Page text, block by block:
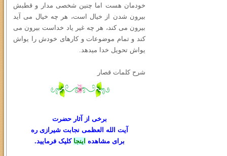
خودمان هست اما چنین شخصی مدار و قطبش
بیرون شدن از خیال است، هر چه خیال می آید
بیرون می کند، هر چه غیر یاد خداست بیرون می
کند و تمام موضوعات و کارهای خودش را یواش
یواش تحویل خدا میدهد.
شرح کلمات قصار
برخی از آثار حضرت
آیت الله العظمی نجابت شیرازی ره
برای مشاهده اینجا کلیک فرمایید.